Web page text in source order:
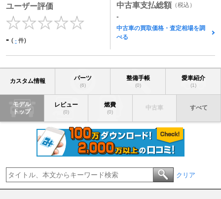
ユーザー評価
- ( - 件)
中古車支払総額 （税込）
-
中古車の買取価格・査定相場を調
べる
カスタム情報 パーツ
(6)
整備手帳
(0)
愛車紹介
(1)
モデル
トップ
レビュー
(0)
燃費
(0)
中古車 すべて
クリア